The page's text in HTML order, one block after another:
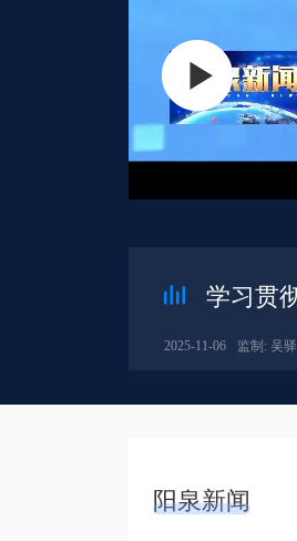
学习贯
2025-11-06 监制: 吴驿
阳泉新闻